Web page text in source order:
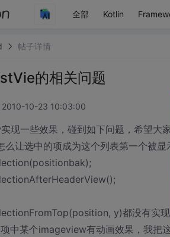
全部 Kotlin
帖子详情
的相关问题
2010-10-23 10:03:00
现一些效果，碰到如下问题，希望大
么让选中的项成为这个列表第一个被
y)都没有实现
中某个imageview有动画效果，我